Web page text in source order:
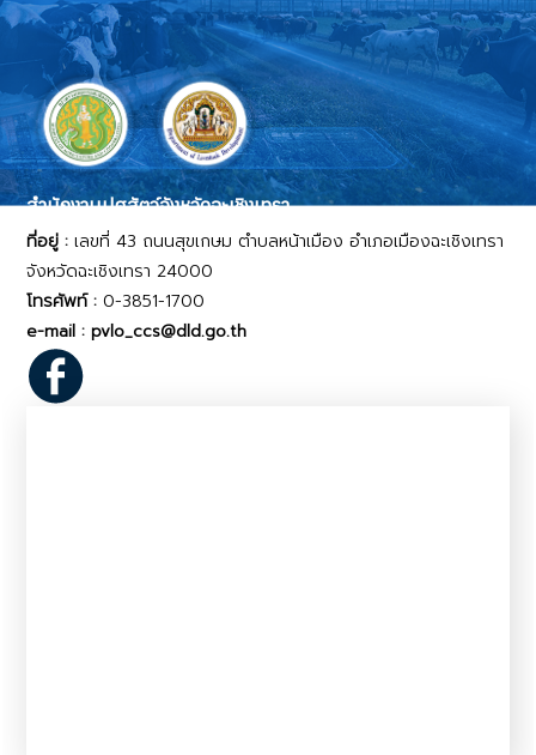
สำนักงานปศุสัตว์จังหวัดฉะเชิงเทรา
ที่อยู่ :เลขที่ 43 ถนนสุขเกษม ตำบลหน้าเมือง อำเภอเมืองฉะเชิงเทรา
จังหวัดฉะเชิงเทรา 24000
โทรศัพท์ : 0-3851-1700
e-mail : pvlo_ccs@dld.go.th